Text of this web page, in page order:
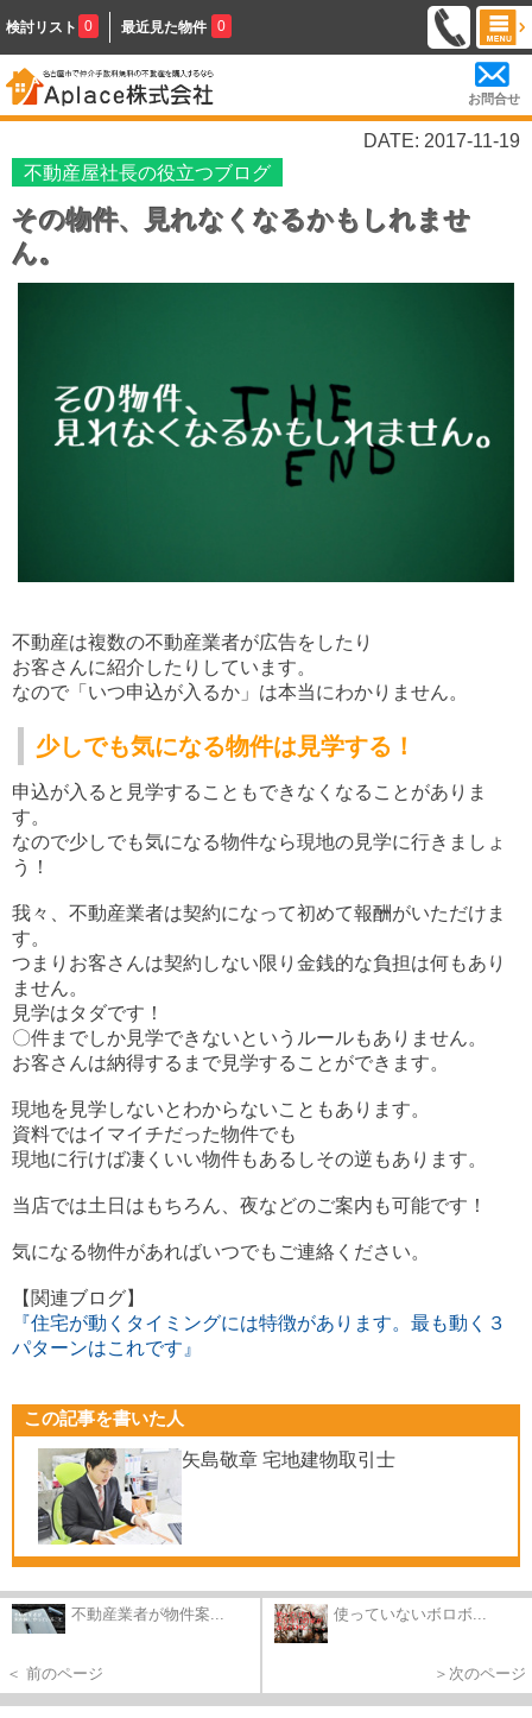
検討リスト 0 最近見た物件 0
お問合せ
DATE: 2017-11-19
不動産屋社長の役立つブログ
その物件、見れなくなるかもしれませ
ん。
不動産は複数の不動産業者が広告をしたり
お客さんに紹介したりしています。
なので「いつ申込が入るか」は本当にわかりません。
少しでも気になる物件は見学する！
申込が入ると見学することもできなくなることがありま
す。
なので少しでも気になる物件なら現地の見学に行きましょ
う！
我々、不動産業者は契約になって初めて報酬がいただけま
す。
つまりお客さんは契約しない限り金銭的な負担は何もあり
ません。
見学はタダです！
〇件までしか見学できないというルールもありません。
お客さんは納得するまで見学することができます。
現地を見学しないとわからないこともあります。
資料ではイマイチだった物件でも
現地に行けば凄くいい物件もあるしその逆もあります。
当店では土日はもちろん、夜などのご案内も可能です！
気になる物件があればいつでもご連絡ください。
【関連ブログ】
『住宅が動くタイミングには特徴があります。最も動く３
パターンはこれです』
この記事を書いた人
矢島敬章 宅地建物取引士
不動産業者が物件案...
＜ 前のページ
使っていないボロボ...
＞次のページ